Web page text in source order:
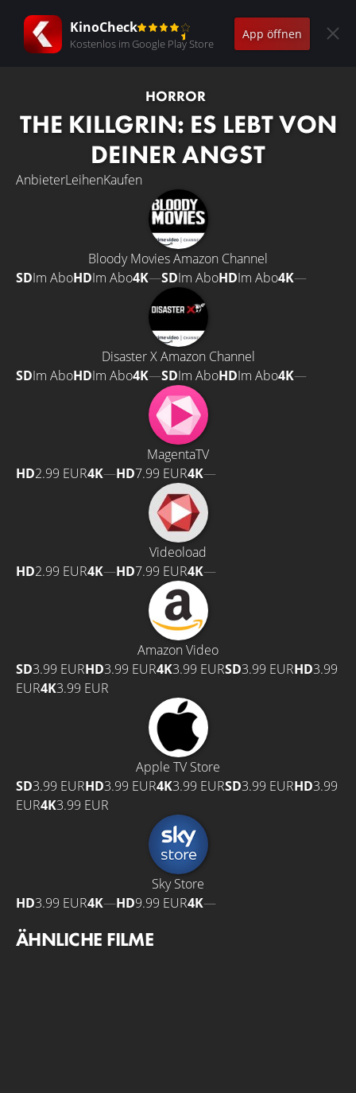
KinoCheck
Kostenlos im Google Play Store
App öffnen
HORROR
THE KILLGRIN: ES LEBT VON
DEINER ANGST
AnbieterLeihenKaufen
Bloody Movies Amazon Channel
SDIm AboHDIm Abo4K—SDIm AboHDIm Abo4K—
Disaster X Amazon Channel
SDIm AboHDIm Abo4K—SDIm AboHDIm Abo4K—
MagentaTV
HD2.99 EUR4K—HD7.99 EUR4K—
Videoload
HD2.99 EUR4K—HD7.99 EUR4K—
Amazon Video
SD3.99 EURHD3.99 EUR4K3.99 EURSD3.99 EURHD3.99
EUR4K3.99 EUR
Apple TV Store
SD3.99 EURHD3.99 EUR4K3.99 EURSD3.99 EURHD3.99
EUR4K3.99 EUR
Sky Store
HD3.99 EUR4K—HD9.99 EUR4K—
ÄHNLICHE FILME